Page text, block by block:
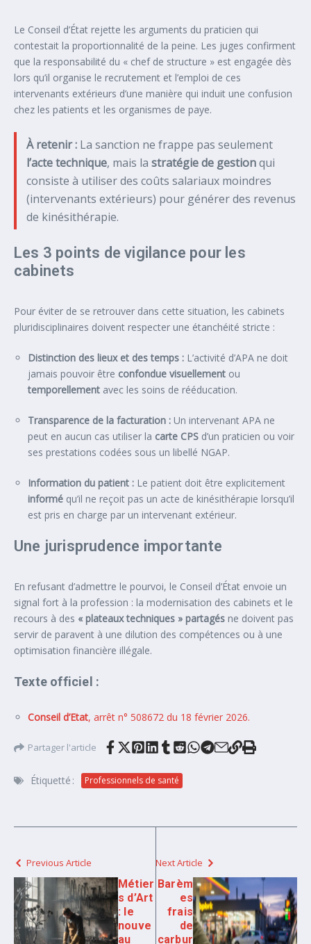
Le Conseil d’État rejette les arguments du praticien qui
contestait la proportionnalité de la peine. Les juges confirment
que la responsabilité du « chef de structure » est engagée dès
lors qu’il organise le recrutement et l’emploi de ces
intervenants extérieurs d’une manière qui induit une confusion
chez les patients et les organismes de paye.
À retenir :La sanction ne frappe pas seulement
l’acte technique, mais la stratégie de gestionqui
consiste à utiliser des coûts salariaux moindres
(intervenants extérieurs) pour générer des revenus
de kinésithérapie.
Les 3 points de vigilance pour les
cabinets
Pour éviter de se retrouver dans cette situation, les cabinets
pluridisciplinaires doivent respecter une étanchéité stricte :
Distinction des lieux et des temps : L’activité d’APA ne doit
jamais pouvoir être confondue visuellement ou
temporellement avec les soins de rééducation.
Transparence de la facturation : Un intervenant APA ne
peut en aucun cas utiliser la carte CPS d’un praticien ou voir
ses prestations codées sous un libellé NGAP.
Information du patient : Le patient doit être explicitement
informé qu’il ne reçoit pas un acte de kinésithérapie lorsqu’il
est pris en charge par un intervenant extérieur.
Une jurisprudence importante
En refusant d’admettre le pourvoi, le Conseil d’État envoie un
signal fort à la profession : la modernisation des cabinets et le
recours à des « plateaux techniques » partagés ne doivent pas
servir de paravent à une dilution des compétences ou à une
optimisation financière illégale.
Texte officiel :
Conseil d’Etat, arrêt n° 508672 du 18 février 2026.
Partager l'article
Étiquetté : Professionnels de santé
Previous Article
Métier
s d’Art
: le
nouve
au
Next Article
Barèm
es
frais
de
carbur